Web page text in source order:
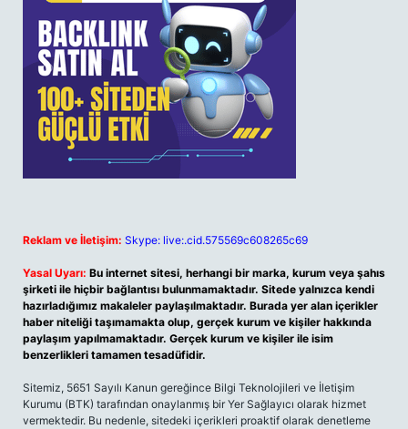
Reklam ve İletişim: Skype: live:.cid.575569c608265c69
Yasal Uyarı: Bu internet sitesi, herhangi bir marka, kurum veya şahıs
şirketi ile hiçbir bağlantısı bulunmamaktadır. Sitede yalnızca kendi
hazırladığımız makaleler paylaşılmaktadır. Burada yer alan içerikler
haber niteliği taşımamakta olup, gerçek kurum ve kişiler hakkında
paylaşım yapılmamaktadır. Gerçek kurum ve kişiler ile isim
benzerlikleri tamamen tesadüfidir.
Sitemiz, 5651 Sayılı Kanun gereğince Bilgi Teknolojileri ve İletişim
Kurumu (BTK) tarafından onaylanmış bir Yer Sağlayıcı olarak hizmet
vermektedir. Bu nedenle, sitedeki içerikleri proaktif olarak denetleme